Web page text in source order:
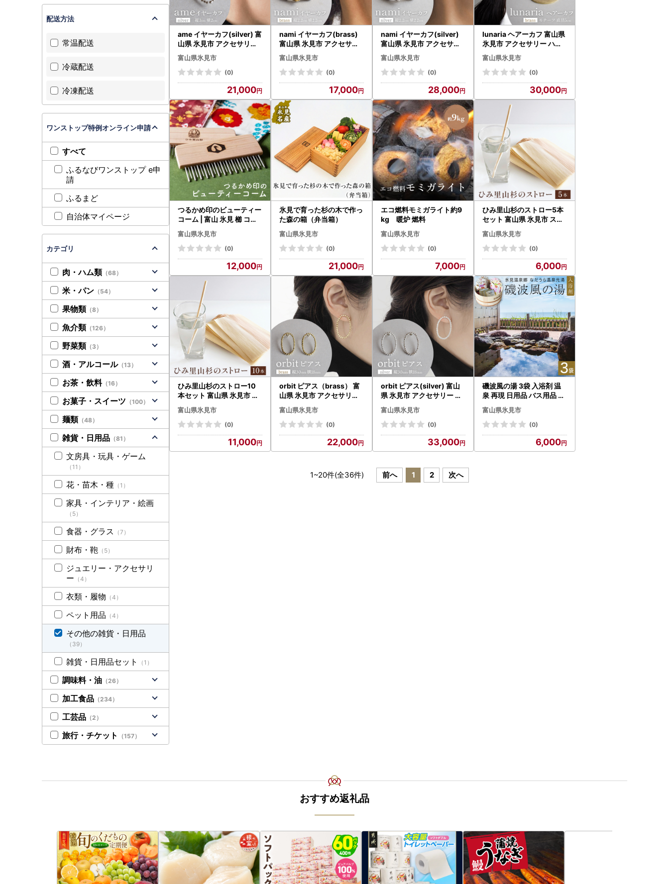
ame イヤーカフ(silver) 富
山県 氷見市 アクセサリー
ハンドメイド 小物
富山県氷見市
(0)
21,000
nami イヤーカフ(brass)
富山県 氷見市 アクセサリ
ー ハンドメイド 小物
富山県氷見市
(0)
17,000
nami イヤーカフ(silver)
富山県 氷見市 アクセサリ
ー ハンドメイド 小物
富山県氷見市
(0)
28,000
lunaria ヘアーカフ 富山県
氷見市 アクセサリー ハン
ドメイド 小物
富山県氷見市
(0)
30,000
つるかめ印のビューティー
コーム | 富山 氷見 櫛 コー
ム 杉 ステンレス 日用品 静
電気
富山県氷見市
(0)
12,000
氷見で育った杉の木で作っ
た森の箱（弁当箱）
富山県氷見市
(0)
21,000
エコ燃料モミガライト約9
kg 暖炉 燃料
富山県氷見市
(0)
7,000
ひみ里山杉のストロー5本
セット 富山県 氷見市 スト
ロー 木 日用品
富山県氷見市
(0)
6,000
ひみ里山杉のストロー10
本セット 富山県 氷見市 ス
トロー 木 日用品
富山県氷見市
(0)
11,000
orbit ピアス（brass） 富
山県 氷見市 アクセサリー
ピアス ハンドメイド
富山県氷見市
(0)
22,000
orbit ピアス(silver) 富山
県 氷見市 アクセサリー ピ
アス ハンドメイド
富山県氷見市
(0)
33,000
磯波風の湯 3袋 入浴剤 温
泉 再現 日用品 バス用品 温
活 富山県 氷見市
富山県氷見市
(0)
6,000
1~20件(全36件) 前へ 1 2 次へ
配送方法
常温配送
冷蔵配送
冷凍配送
ワンストップ特例オンライン申請
すべて
ふるなびワンストップ e申
請
ふるまど
自治体マイページ
カテゴリ
肉・ハム類 （68）
米・パン （54）
果物類 （8）
魚介類 （126）
野菜類 （3）
酒・アルコール（13）
お茶・飲料（16）
お菓子・スイーツ （100）
麺類 （48）
雑貨・日用品 （81）
文房具・玩具・ゲーム
（11）
花・苗木・種 （1）
家具・インテリア・絵画
（5）
食器・グラス （7）
財布・鞄 （5）
ジュエリー・アクセサリ
ー （4）
衣類・履物 （4）
ペット用品 （4）
その他の雑貨・日用品
（39）
雑貨・日用品セット （1）
調味料・油 （26）
加工食品 （234）
工芸品 （2）
旅行・チケット （157）
おすすめ返礼品